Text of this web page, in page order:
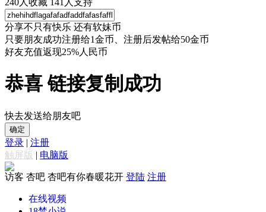
240人收藏 141 人支持
分享不只有快乐 还有软妹币
只要朋友成功注册给1金币、注册后发帖给50金币
好友充值返现25%人民币
恭喜 链接复制成功
快去发送给朋友吧
确定
登录 | 注册
触屏版 | 电脑版
访客 杏吧 杏吧有你春暖花开 登陆 注册
在线视频